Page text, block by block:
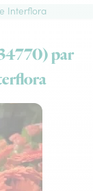
Interflora
par